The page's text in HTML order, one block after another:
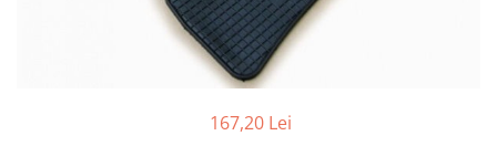
167,20 Lei